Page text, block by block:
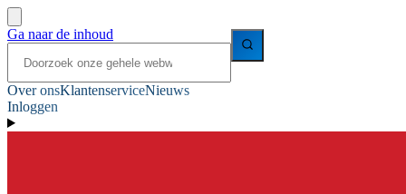
Ga naar de inhoud
Over onsKlantenserviceNieuws
Inloggen